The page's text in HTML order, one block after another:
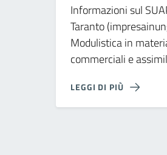
Informazioni sul
Taranto
Modulistica in
commerciali e
LEGGI DI PIÙ